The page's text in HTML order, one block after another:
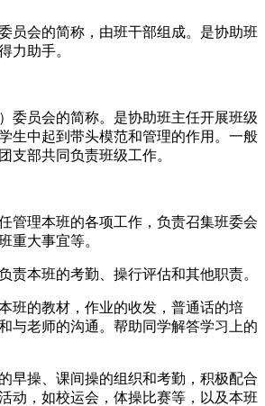
员会的简称，由班干部组成。是协助班
力助手。
委员会的简称。是协助班主任开展班级
生中起到带头模范和管理的作用。一般
支部共同负责班级工作。
管理本班的各项工作，负责召集班委会
重大事宜等。
责本班的考勤、操行评估和其他职责。
班的教材，作业的收发，普通话的培
与老师的沟通。帮助同学解答学习上的
早操、课间操的组织和考勤，积极配合
动，如校运会，体操比赛等，以及本班